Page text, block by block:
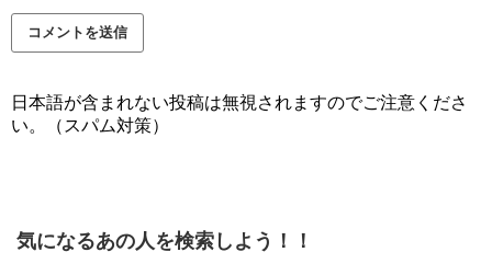
日本語が含まれない投稿は無視されますのでご注意くださ
い。（スパム対策）
気になるあの人を検索しよう！！